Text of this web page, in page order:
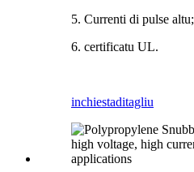
5. Currenti di pulse altu;
6. certificatu UL.
inchiestaditagliu